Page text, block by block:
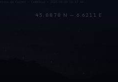
45.8878 N — 6.6211 E